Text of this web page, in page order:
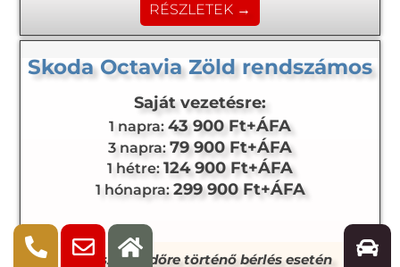
RÉSZLETEK →
Skoda Octavia Zöld rendszámos
Saját vezetésre:
1 napra: 43 900 Ft+ÁFA
3 napra: 79 900 Ft+ÁFA
1 hétre: 124 900 Ft+ÁFA
1 hónapra: 299 900 Ft+ÁFA
Hosszabb időre történő bérlés esetén